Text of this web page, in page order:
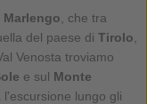
Marlengo , che tra
del paese di Tirolo
Venosta troviamo
e sul Monte
l'escursione lungo gli